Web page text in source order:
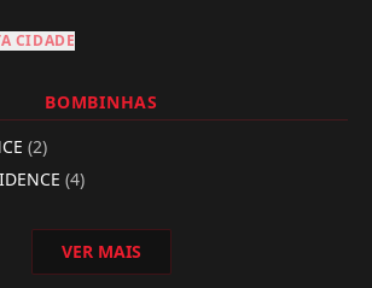
CIDADE
BOMBINHAS
(2)
(4)
VER MAIS